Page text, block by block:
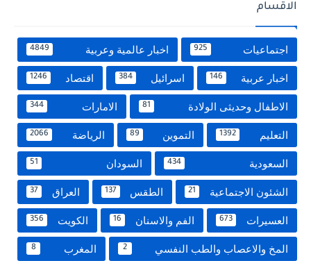
الاقسام
اجتماعيات 925 اخبار عالمية وعربية 4849
اخبار عربية 146 اسرائيل 384 اقتصاد 1246
الاطفال وحديثى الولادة 81 الامارات 344
التعليم 1392 التموين 89 الرياضة 2066
السعودية 434 السودان 51
الشئون الاجتماعية 21 الطقس 137 العراق 37
العسيرات 673 الفم والاسنان 16 الكويت 356
المخ والاعصاب والطب النفسي 2 المغرب 8